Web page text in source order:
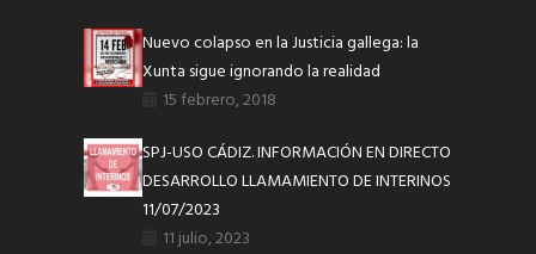
Nuevo colapso en la Justicia gallega: la
Xunta sigue ignorando la realidad
15 febrero, 2018
SPJ-USO CÁDIZ. INFORMACIÓN EN DIRECTO
DESARROLLO LLAMAMIENTO DE INTERINOS
11/07/2023
11 julio, 2023